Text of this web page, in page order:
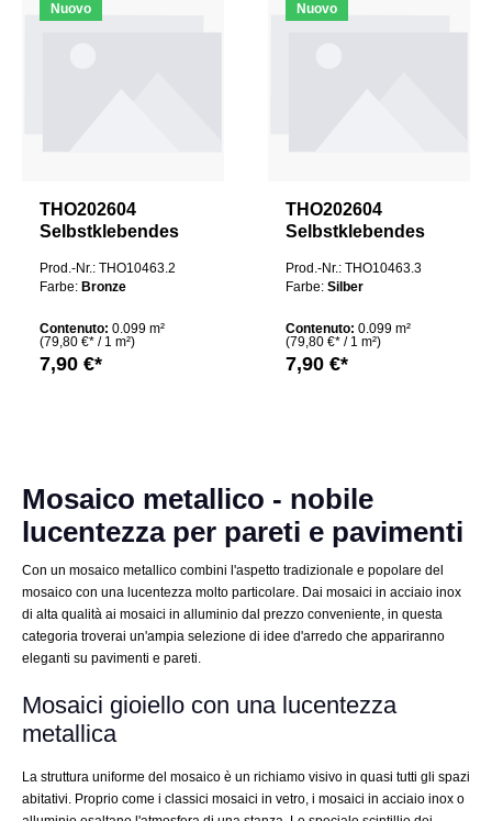
Nuovo
THO202604
Selbstklebendes
Montpellier 3D
Hexagon fugenlos
Prod.-Nr.: THO10463.2
Farbe: Bronze
Contenuto: 0.099 m²
(79,80 €* / 1 m²)
7,90 €*
Nuovo
THO202604
Selbstklebendes
Montpellier 3D
Hexagon fugenlos
Prod.-Nr.: THO10463.3
Farbe: Silber
Contenuto: 0.099 m²
(79,80 €* / 1 m²)
7,90 €*
Mosaico metallico - nobile
lucentezza per pareti e pavimenti
Con un mosaico metallico combini l'aspetto tradizionale e popolare del
mosaico con una lucentezza molto particolare. Dai mosaici in acciaio inox
di alta qualità ai mosaici in alluminio dal prezzo conveniente, in questa
categoria troverai un'ampia selezione di idee d'arredo che appariranno
eleganti su pavimenti e pareti.
Mosaici gioiello con una lucentezza
metallica
La struttura uniforme del mosaico è un richiamo visivo in quasi tutti gli spazi
abitativi. Proprio come i classici mosaici in vetro, i mosaici in acciaio inox o